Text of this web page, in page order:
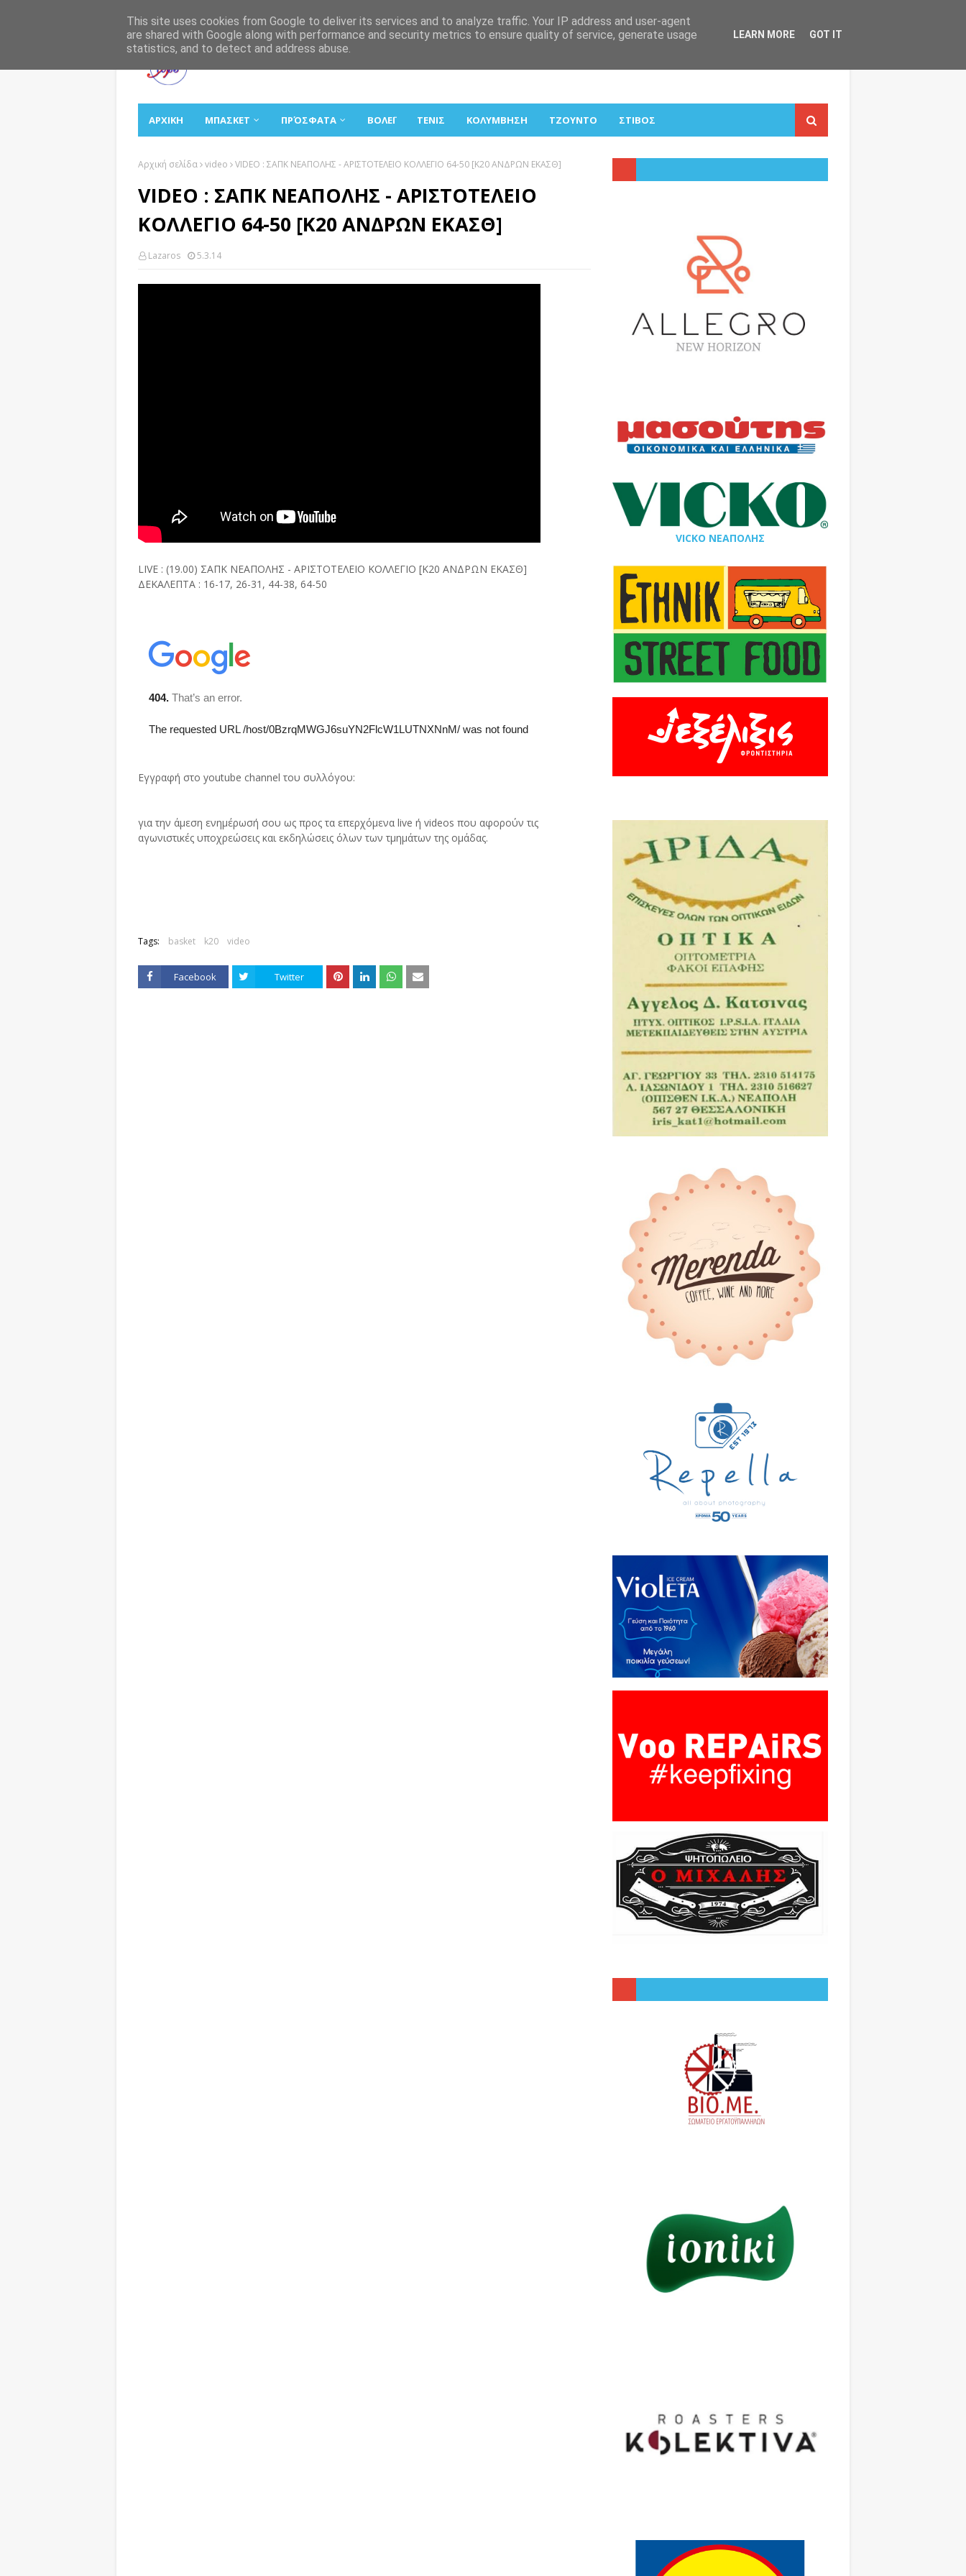
ΑΡΧΙΚΗ ΜΠΑΣΚΕΤ ΠΡΌΣΦΑΤΑ ΒΟΛΕΪ ΤΕΝΙΣ ΚΟΛΥΜΒΗΣΗ ΤΖΟΥΝΤΟ ΣΤΙΒΟΣ
Αρχική σελίδα video VIDEO : ΣΑΠΚ ΝΕΑΠΟΛΗΣ - ΑΡΙΣΤΟΤΕΛΕΙΟ ΚΟΛΛΕΓΙΟ 64-50 [Κ20 ΑΝΔΡΩΝ ΕΚΑΣΘ]
VIDEO : ΣΑΠΚ ΝΕΑΠΟΛΗΣ - ΑΡΙΣΤΟΤΕΛΕΙΟ
ΚΟΛΛΕΓΙΟ 64-50 [Κ20 ΑΝΔΡΩΝ ΕΚΑΣΘ]
Lazaros 5.3.14
LIVE : (19.00) ΣΑΠΚ ΝΕΑΠΟΛΗΣ - ΑΡΙΣΤΟΤΕΛΕΙΟ ΚΟΛΛΕΓΙΟ [Κ20 ΑΝΔΡΩΝ ΕΚΑΣΘ]
ΔΕΚΑΛΕΠΤΑ : 16-17, 26-31, 44-38, 64-50
Εγγραφή στο youtube channel του συλλόγου:
για την άμεση ενημέρωσή σου ως προς τα επερχόμενα live ή videos που αφορούν τις
αγωνιστικές υποχρεώσεις και εκδηλώσεις όλων των τμημάτων της ομάδας.
Tags: basket k20 video
Facebook Twitter
VICKO ΝΕΑΠΟΛΗΣ
This site uses cookies from Google to deliver its services and to analyze traffic. Your IP address and user-agent
are shared with Google along with performance and security metrics to ensure quality of service, generate usage
statistics, and to detect and address abuse.
LEARN MORE GOT IT